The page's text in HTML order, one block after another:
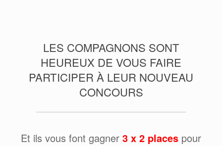
LES COMPAGNONS SONT
HEUREUX DE VOUS FAIRE
PARTICIPER À LEUR NOUVEAU
CONCOURS
Et ils vous font gagner 3 x 2 places pour